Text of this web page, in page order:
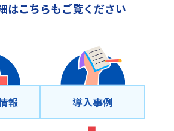
はこちらもご覧ください
報 導⼊事例